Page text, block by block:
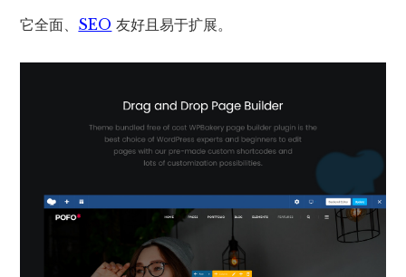
它全面、 SEO 友好且易于扩展。